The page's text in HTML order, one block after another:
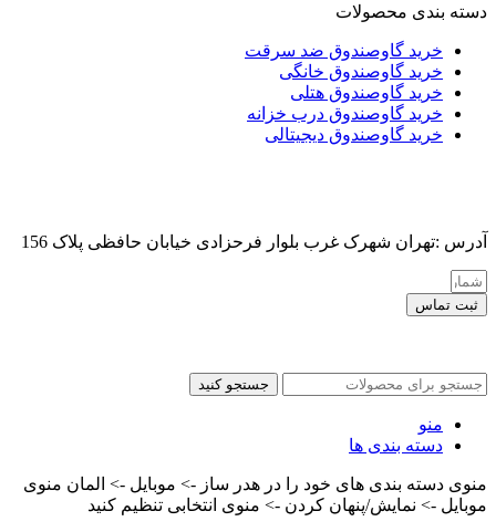
دسته بندی محصولات
خرید گاوصندوق ضد سرقت
خرید گاوصندوق خانگی
خرید گاوصندوق هتلی
خرید گاوصندوق درب خزانه
خرید گاوصندوق دیجیتالی
آدرس :تهران شهرک غرب بلوار فرحزادی خیابان حافظی پلاک 156
ثبت تماس
جستجو کنید
منو
دسته بندی ها
منوی دسته بندی های خود را در هدر ساز -> موبایل -> المان منوی
موبایل -> نمایش/پنهان کردن -> منوی انتخابی تنظیم کنید